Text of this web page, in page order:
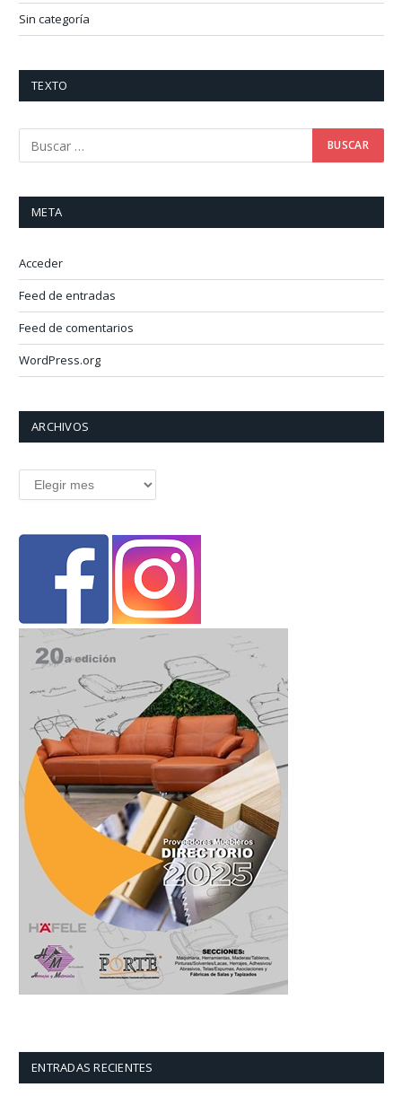
Sin categoría
TEXTO
META
Acceder
Feed de entradas
Feed de comentarios
WordPress.org
ARCHIVOS
Archivos
ENTRADAS RECIENTES